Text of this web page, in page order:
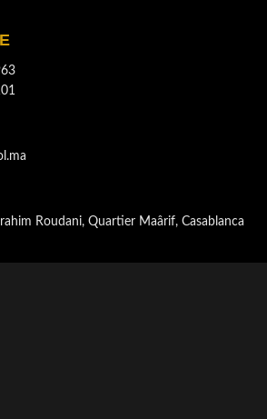
Roudani, Quartier Maârif, Casablanca